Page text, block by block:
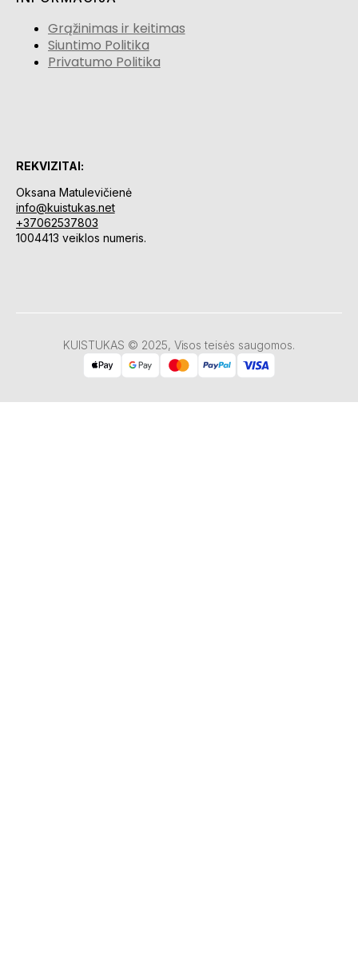
Grąžinimas ir keitimas
Siuntimo Politika
Privatumo Politika
REKVIZITAI:
Oksana Matulevičienė
info@kuistukas.net
+37062537803
1004413 veiklos numeris.
KUISTUKAS © 2025, Visos teisės saugomos.